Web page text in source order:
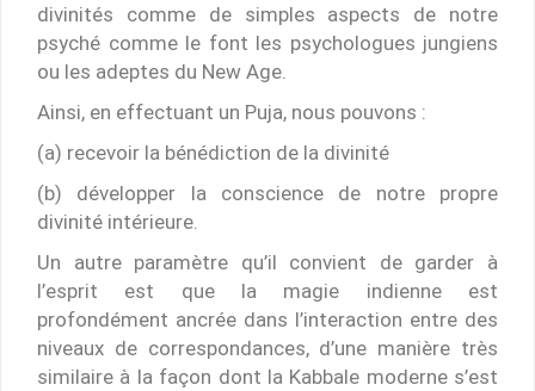
divinités comme de simples aspects de notre
psyché comme le font les psychologues jungiens
ou les adeptes du New Age.
Ainsi, en effectuant un Puja, nous pouvons :
(a) recevoir la bénédiction de la divinité
(b) développer la conscience de notre propre
divinité intérieure.
Un autre paramètre qu’il convient de garder à
l’esprit est que la magie indienne est
profondément ancrée dans l’interaction entre des
niveaux de correspondances, d’une manière très
similaire à la façon dont la Kabbale moderne s’est